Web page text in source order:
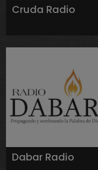
Cruda Radio
Dabar Radio